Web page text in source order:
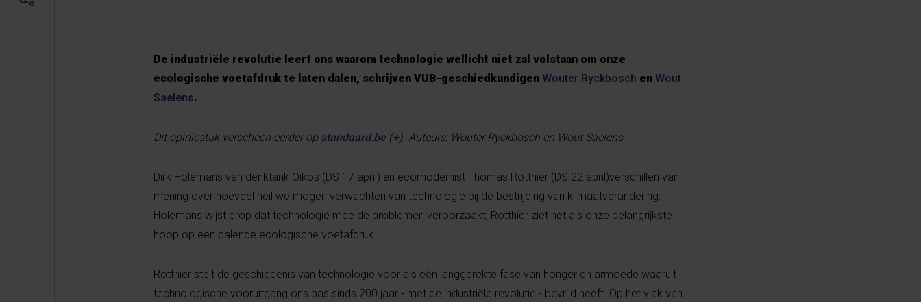
De industriële revolutie leert ons waarom technologie wellicht niet zal volstaan om onze
ecologische voetafdruk te laten dalen, schrijven VUB-geschiedkundigen Wouter Ryckbosch en Wout
Saelens.
Dit opiniestuk verscheen eerder op standaard.be (+) . Auteurs: Wouter Ryckbosch en Wout Saelens.
Dirk Holemans van denktank Oikos (DS 17 april) en ecomodernist Thomas Rotthier (DS 22 april)verschillen van
mening over hoeveel heil we mogen verwachten van technologie bij de bestrijding van klimaatverandering.
Holemans wijst erop dat technologie mee de problemen veroorzaakt, Rotthier ziet het als onze belangrijkste
hoop op een dalende ecologische voetafdruk.
Rotthier stelt de geschiedenis van technologie voor als één langgerekte fase van honger en armoede waaruit
technologische vooruitgang ons pas sinds 200 jaar - met de industriële revolutie - bevrijd heeft. Op het vlak van